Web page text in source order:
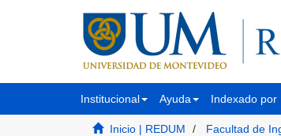
Institucional Ayuda Indexado por
Inicio | REDUM Facultad de